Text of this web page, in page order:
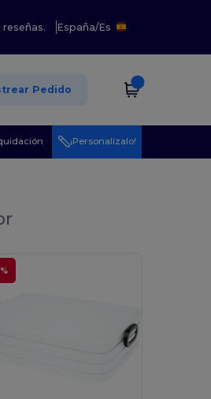
reseñas. España/Es
Pedido
¡Personalízalo!